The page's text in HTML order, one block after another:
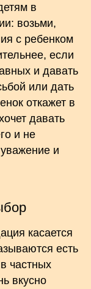
в
возьми,
с ребенком
если
и давать
или дать
откажет в
давать
и не
и
касается
есть
частных
вкусно